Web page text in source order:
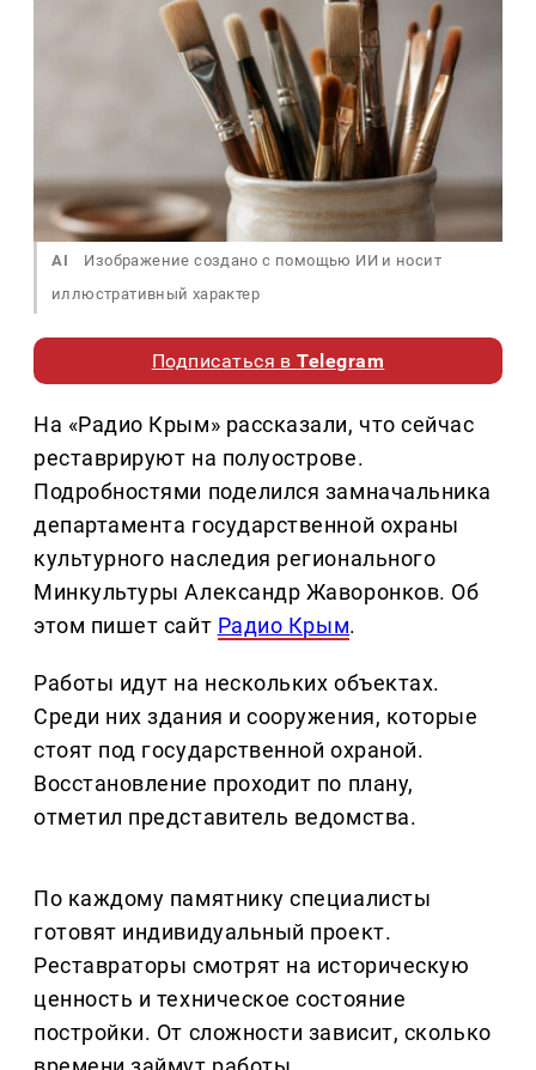
AI
Изображение создано с помощью ИИ и носит
иллюстративный характер
Подписаться вTelegram
На «Радио Крым» рассказали, что сейчас
реставрируют на полуострове.
Подробностями поделился замначальника
департамента государственной охраны
культурного наследия регионального
Минкультуры Александр Жаворонков. Об
этом пишет сайт Радио Крым.
Работы идут на нескольких объектах.
Среди них здания и сооружения, которые
стоят под государственной охраной.
Восстановление проходит по плану,
отметил представитель ведомства.
По каждому памятнику специалисты
готовят индивидуальный проект.
Реставраторы смотрят на историческую
ценность и техническое состояние
постройки. От сложности зависит, сколько